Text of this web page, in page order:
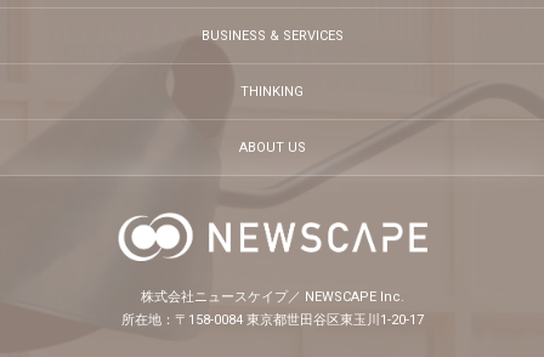
BUSINESS & SERVICES
THINKING
ABOUT US
株式会社ニュースケイプ／ NEWSCAPE Inc.
所在地：〒158-0084 東京都世田谷区東玉川1-20-17